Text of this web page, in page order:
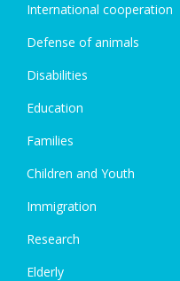
International cooperation
Defense of animals
Disabilities
Education
Families
Children and Youth
Immigration
Research
Elderly